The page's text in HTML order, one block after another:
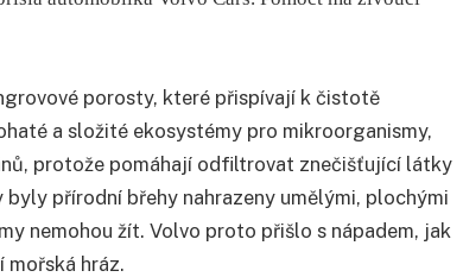
porosty, které přispívají k čistotě
a složité ekosystémy pro mikroorganismy,
protože pomáhají odfiltrovat znečišťující látky
přírodní břehy nahrazeny umělými, plochými
nemohou žít. Volvo proto přišlo s nápadem, jak
hráz.